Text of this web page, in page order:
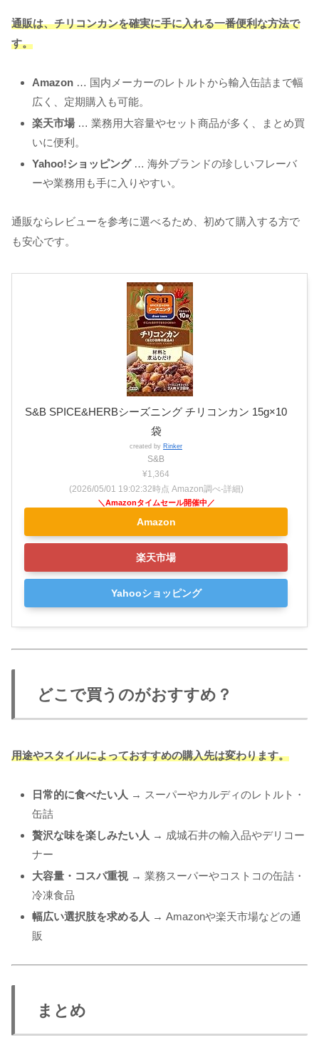
通販は、チリコンカンを確実に手に入れる一番便利な方法で
す。
Amazon … 国内メーカーのレトルトから輸入缶詰まで幅
広く、定期購入も可能。
楽天市場 … 業務用大容量やセット商品が多く、まとめ買
いに便利。
Yahoo!ショッピング… 海外ブランドの珍しいフレーバ
ーや業務用も手に入りやすい。
通販ならレビューを参考に選べるため、初めて購入する方で
も安心です。
S&B SPICE&HERBシーズニング チリコンカン 15g×10
袋
created by Rinker
S&B
¥1,364
(2026/05/01 19:02:32時点 Amazon調べ-詳細)
Amazon
楽天市場
Yahooショッピング
どこで買うのがおすすめ？
用途やスタイルによっておすすめの購入先は変わります。
日常的に食べたい人 → スーパーやカルディのレトルト・
缶詰
贅沢な味を楽しみたい人 → 成城石井の輸入品やデリコー
ナー
大容量・コスパ重視 → 業務スーパーやコストコの缶詰・
冷凍食品
幅広い選択肢を求める人 → Amazonや楽天市場などの通
販
まとめ